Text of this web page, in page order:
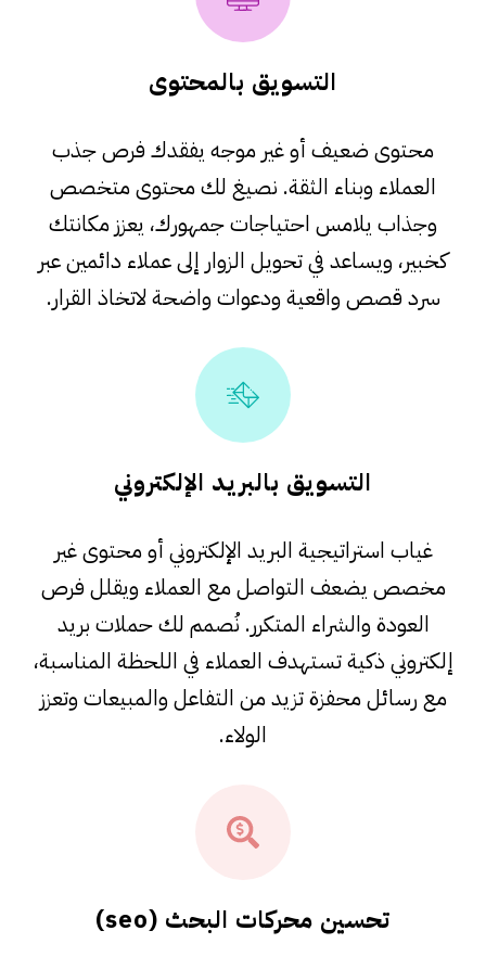
التسويق بالمحتوى
محتوى ضعيف أو غير موجه يفقدك فرص جذب
العملاء وبناء الثقة. نصيغ لك محتوى متخصص
وجذاب يلامس احتياجات جمهورك، يعزز مكانتك
كخبير، ويساعد في تحويل الزوار إلى عملاء دائمين عبر
سرد قصص واقعية ودعوات واضحة لاتخاذ القرار.
التسويق بالبريد الإلكتروني
غياب استراتيجية البريد الإلكتروني أو محتوى غير
مخصص يضعف التواصل مع العملاء ويقلل فرص
العودة والشراء المتكرر. نُصمم لك حملات بريد
إلكتروني ذكية تستهدف العملاء في اللحظة المناسبة،
مع رسائل محفزة تزيد من التفاعل والمبيعات وتعزز
الولاء.
تحسين محركات البحث (seo)